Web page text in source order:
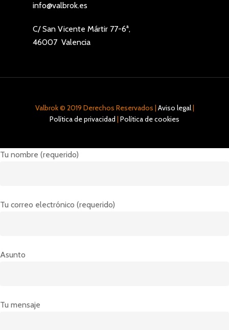
info@valbrok.es
C/ San Vicente Mártir 77-6ª,
46007 Valencia
Valbrok © 2019 Derechos Reservados | Aviso legal|
Política de privacidad | Política de cookies
Tu nombre (requerido)
Tu correo electrónico (requerido)
Asunto
Tu mensaje